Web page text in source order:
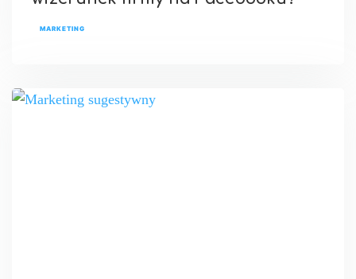
MARKETING